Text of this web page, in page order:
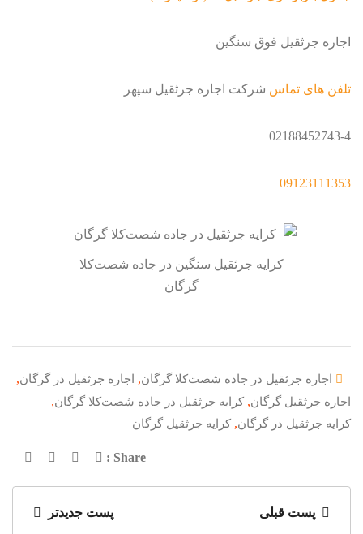
اجاره جرثقیل فوق سنگین
تلفن های تماس شرکت اجاره جرثقیل سپهر
02188452743-4
09123111353
کرایه جرثقیل سنگین در جاده شصت‌کلا
گرگان
اجاره جرثقیل در جاده شصت‌کلا گرگان, اجاره جرثقیل در گرگان,
اجاره جرثقیل گرگان, کرایه جرثقیل در جاده شصت‌کلا گرگان,
کرایه جرثقیل در گرگان, کرایه جرثقیل گرگان
Share :
پست قبلی پست جدیدتر